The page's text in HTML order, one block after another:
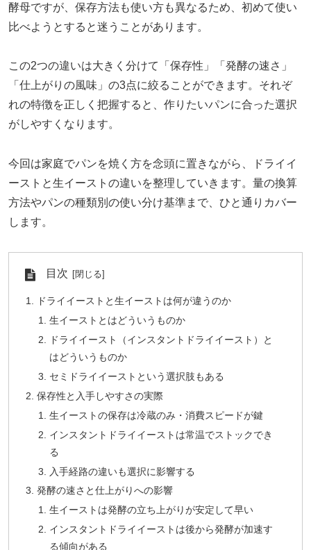
酵母ですが、保存方法も使い方も異なるため、初めて使い
比べようとすると迷うことがあります。
この2つの違いは大きく分けて「保存性」「発酵の速さ」
「仕上がりの風味」の3点に絞ることができます。それぞ
れの特徴を正しく把握すると、作りたいパンに合った選択
がしやすくなります。
今回は家庭でパンを焼く方を念頭に置きながら、ドライイ
ーストと生イーストの違いを整理していきます。量の換算
方法やパンの種類別の使い分け基準まで、ひと通りカバー
します。
目次
ドライイーストと生イーストは何が違うのか
生イーストとはどういうものか
ドライイースト（インスタントドライイースト）と
はどういうものか
セミドライイーストという選択肢もある
保存性と入手しやすさの実際
生イーストの保存は冷蔵のみ・消費スピードが鍵
インスタントドライイーストは常温でストックでき
る
入手経路の違いも選択に影響する
発酵の速さと仕上がりへの影響
生イーストは発酵の立ち上がりが安定して早い
インスタントドライイーストは後から発酵が加速す
る傾向がある